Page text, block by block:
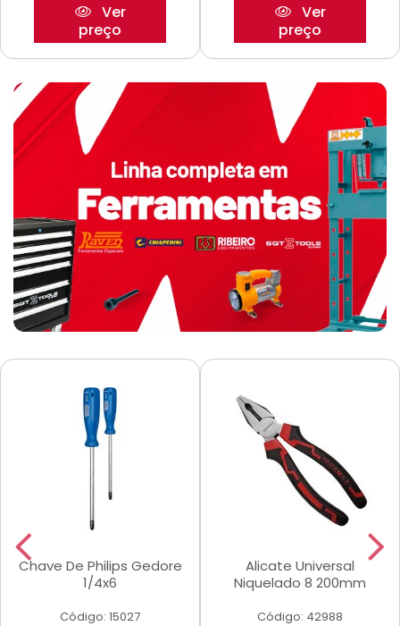
Ver
preço
Ver
preço
Chave De Philips Gedore
1/4x6
Código: 15027
Alicate Universal
Niquelado 8 200mm
Código: 42988